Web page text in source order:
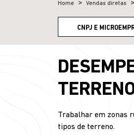
Home Vendas diretas
CNPJ E
Trabalhar em zonas
tipos de terreno.